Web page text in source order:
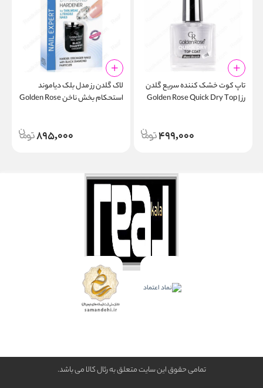
تاپ کوت خشک‌ کننده سریع گلدن
رز | Golden Rose Quick Dry Top
499,000
لاک گلدن رز مدل بلک دیاموند
استحکام بخش ناخن Golden Rose
895,000
تمامی حقوق این سایت متعلق به رئال كالا می باشد.